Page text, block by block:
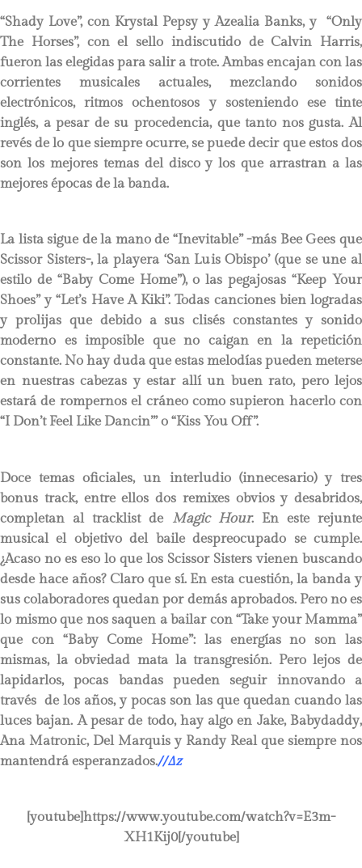
“Shady Love”, con Krystal Pepsy y Azealia Banks, y “Only
The Horses”, con el sello indiscutido de Calvin Harris,
fueron las elegidas para salir a trote. Ambas encajan con las
corrientes musicales actuales, mezclando sonidos
electrónicos, ritmos ochentosos y sosteniendo ese tinte
inglés, a pesar de su procedencia, que tanto nos gusta. Al
revés de lo que siempre ocurre, se puede decir que estos dos
son los mejores temas del disco y los que arrastran a las
mejores épocas de la banda.
La lista sigue de la mano de “Inevitable” -más Bee Gees que
Scissor Sisters-, la playera ‘San Luis Obispo’ (que se une al
estilo de “Baby Come Home”), o las pegajosas “Keep Your
Shoes” y “Let’s Have A Kiki”. Todas canciones bien logradas
y prolijas que debido a sus clisés constantes y sonido
moderno es imposible que no caigan en la repetición
constante. No hay duda que estas melodías pueden meterse
en nuestras cabezas y estar allí un buen rato, pero lejos
estará de rompernos el cráneo como supieron hacerlo con
“I Don’t Feel Like Dancin’” o “Kiss You Off”.
Doce temas oficiales, un interludio (innecesario) y tres
bonus track, entre ellos dos remixes obvios y desabridos,
completan al tracklist de Magic Hour. En este rejunte
musical el objetivo del baile despreocupado se cumple.
¿Acaso no es eso lo que los Scissor Sisters vienen buscando
desde hace años? Claro que sí. En esta cuestión, la banda y
sus colaboradores quedan por demás aprobados. Pero no es
lo mismo que nos saquen a bailar con “Take your Mamma”
que con “Baby Come Home”: las energías no son las
mismas, la obviedad mata la transgresión. Pero lejos de
lapidarlos, pocas bandas pueden seguir innovando a
través de los años, y pocas son las que quedan cuando las
luces bajan. A pesar de todo, hay algo en Jake, Babydaddy,
Ana Matronic, Del Marquis y Randy Real que siempre nos
mantendrá esperanzados.//∆z
[youtube]https://www.youtube.com/watch?v=E3m-
XH1Kij0[/youtube]